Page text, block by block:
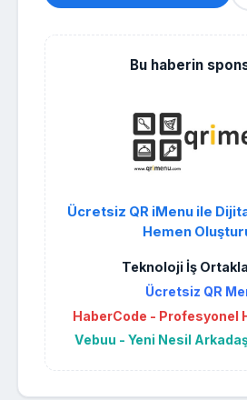
Bu haberin
Ücretsiz QR iMenu ile
Hemen
Teknoloji İş
Ücretsiz QR
HaberCode - Profesyonel
Vebuu - Yeni Nesil